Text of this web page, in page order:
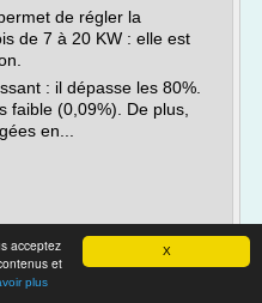
X
acceptez
et
plus
de régler la
de 7 à 20 KW : elle est
: il dépasse les 80%.
faible (0,09%). De plus,
en...
recuperateur d'air chaud
d'evacuation/
d evacuation